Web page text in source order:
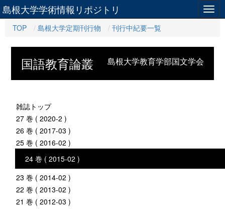
島根大学学術情報リポジトリ
TOP 島根大学定期刊行物 刊行中紀要一覧
島根大学教育学部国文学会
国語教育論叢
雑誌トップ
27 巻 ( 2020-2 )
26 巻 ( 2017-03 )
25 巻 ( 2016-02 )
24 巻 ( 2015-02 )
23 巻 ( 2014-02 )
22 巻 ( 2013-02 )
21 巻 ( 2012-03 )